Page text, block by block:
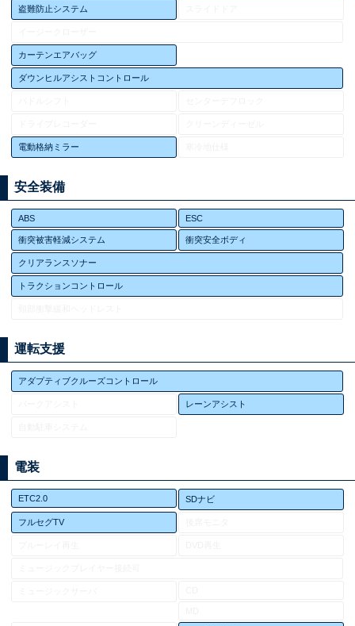
盗難防止システム
カーテンエアバッグ
ダウンヒルアシストコントロール
電動格納ミラー
安全装備
ABS ESC
衝突被害軽減システム 衝突安全ボディ
クリアランスソナー
トラクションコントロール
運転支援
アダプティブクルーズコントロール
レーンアシスト
電装
ETC2.0 SDナビ
フルセグTV